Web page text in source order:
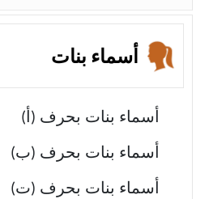
أسماء بنات
أسماء بنات بحرف (أ)
أسماء بنات بحرف (ب)
أسماء بنات بحرف (ت)